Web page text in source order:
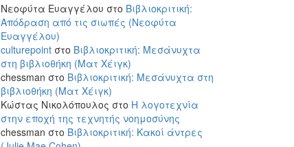
Νεοφύτα Ευαγγέλου στο Βιβλιοκριτική:
Απόδραση από τις σιωπές (Νεοφύτα
Ευαγγέλου)
culturepoint στο Βιβλιοκριτική: Μεσάνυχτα
στη βιβλιοθήκη (Ματ Χέιγκ)
chessman στο Βιβλιοκριτική: Μεσάνυχτα στη
βιβλιοθήκη (Ματ Χέιγκ)
Κώστας Νικολόπουλος στο Η λογοτεχνία
στην εποχή της τεχνητής νοημοσύνης
chessman στο Βιβλιοκριτική: Κακοί άντρες